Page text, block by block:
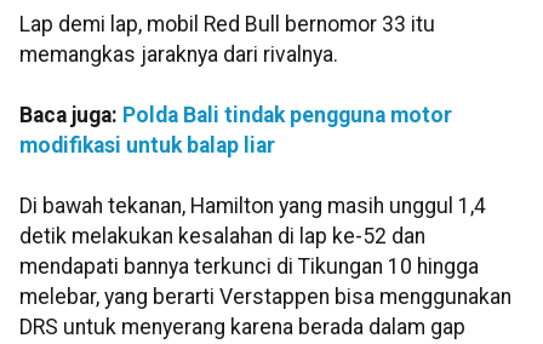
Lap demi lap, mobil Red Bull bernomor 33 itu
memangkas jaraknya dari rivalnya.
Baca juga: Polda Bali tindak pengguna motor
modifikasi untuk balap liar
Di bawah tekanan, Hamilton yang masih unggul 1,4
detik melakukan kesalahan di lap ke-52 dan
mendapati bannya terkunci di Tikungan 10 hingga
melebar, yang berarti Verstappen bisa menggunakan
DRS untuk menyerang karena berada dalam gap